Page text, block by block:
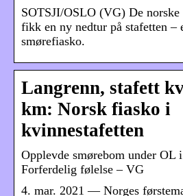
SOTSJI/OSLO (VG) De norske
fikk en ny nedtur på stafetten –
smørefiasko.
Langrenn, stafett
km: Norsk fiasko i
kvinnestafetten
Opplevde smørebom under OL
Forferdelig følelse – VG
4. mar. 2021 — Norges